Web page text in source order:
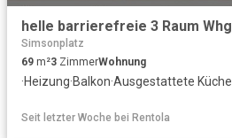
Simsonplatz
69 m²3 ZimmerWohnung
·Heizung·Balkon·Ausgestattete Küche
Seit letzter Woche bei Rentola